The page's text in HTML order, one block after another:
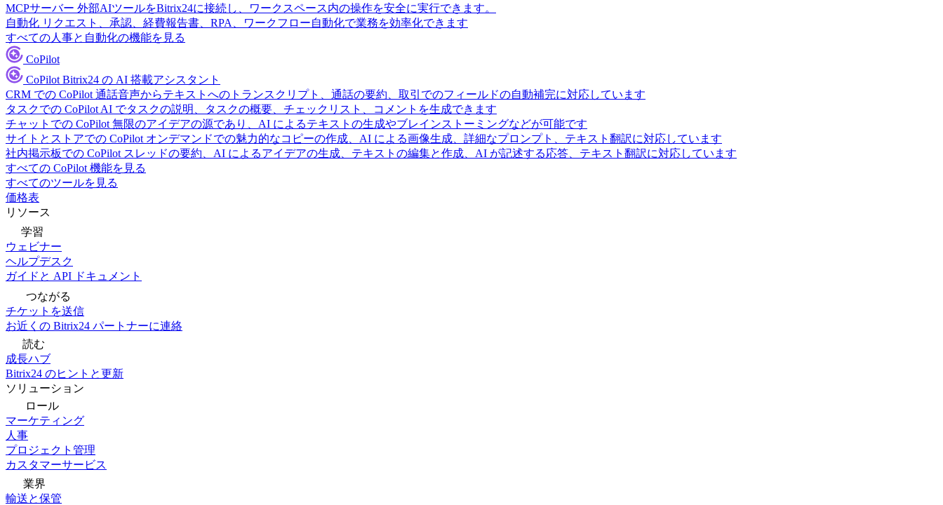
MCPサーバー 外部AIツールをBitrix24に接続し、ワークスペース内の操作を安全に実行できます。
自動化 リクエスト、承認、経費報告書、RPA、ワークフロー自動化で業務を効率化できます
すべての人事と自動化の機能を見る
CoPilot
CoPilot Bitrix24 の AI 搭載アシスタント
CRM での CoPilot 通話音声からテキストへのトランスクリプト、通話の要約、取引でのフィールドの自動補完に対応しています
タスクでの CoPilot AI でタスクの説明、タスクの概要、チェックリスト、コメントを生成できます
チャットでの CoPilot 無限のアイデアの源であり、AI によるテキストの生成やブレインストーミングなどが可能です
サイトとストアでの CoPilot オンデマンドでの魅力的なコピーの作成、AI による画像生成、詳細なプロンプト、テキスト翻訳に対応しています
社内掲示板での CoPilot スレッドの要約、AI によるアイデアの生成、テキストの編集と作成、AI が記述する応答、テキスト翻訳に対応しています
すべての CoPilot 機能を見る
すべてのツールを見る
価格表
リソース
学習
ウェビナー
ヘルプデスク
ガイドと API ドキュメント
つながる
チケットを送信
お近くの Bitrix24 パートナーに連絡
読む
成長ハブ
Bitrix24 のヒントと更新
ソリューション
ロール
マーケティング
人事
プロジェクト管理
カスタマーサービス
業界
輸送と保管